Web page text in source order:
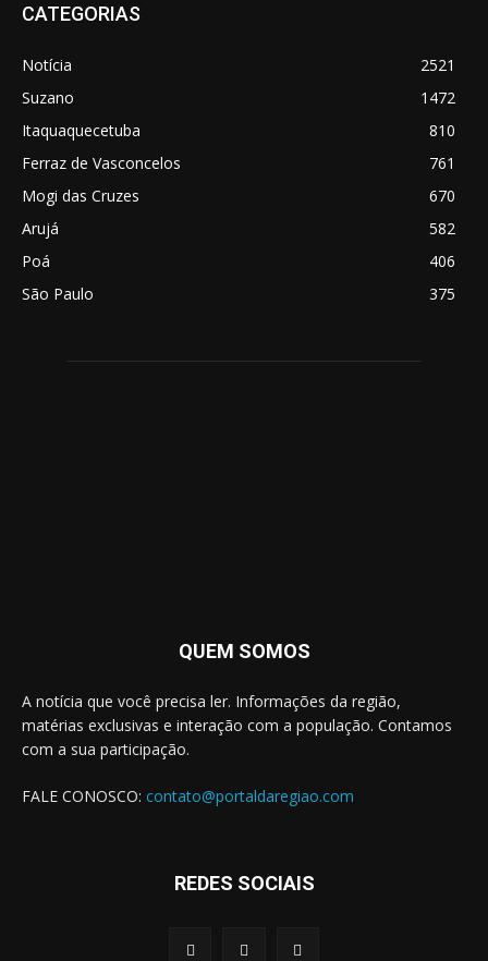
CATEGORIAS
Notícia
2521
Suzano
1472
Itaquaquecetuba
810
Ferraz de Vasconcelos
761
Mogi das Cruzes
670
Arujá
582
Poá
406
São Paulo
375
QUEM SOMOS
A notícia que você precisa ler. Informações da região,
matérias exclusivas e interação com a população. Contamos
com a sua participação.
FALE CONOSCO: contato@portaldaregiao.com
REDES SOCIAIS